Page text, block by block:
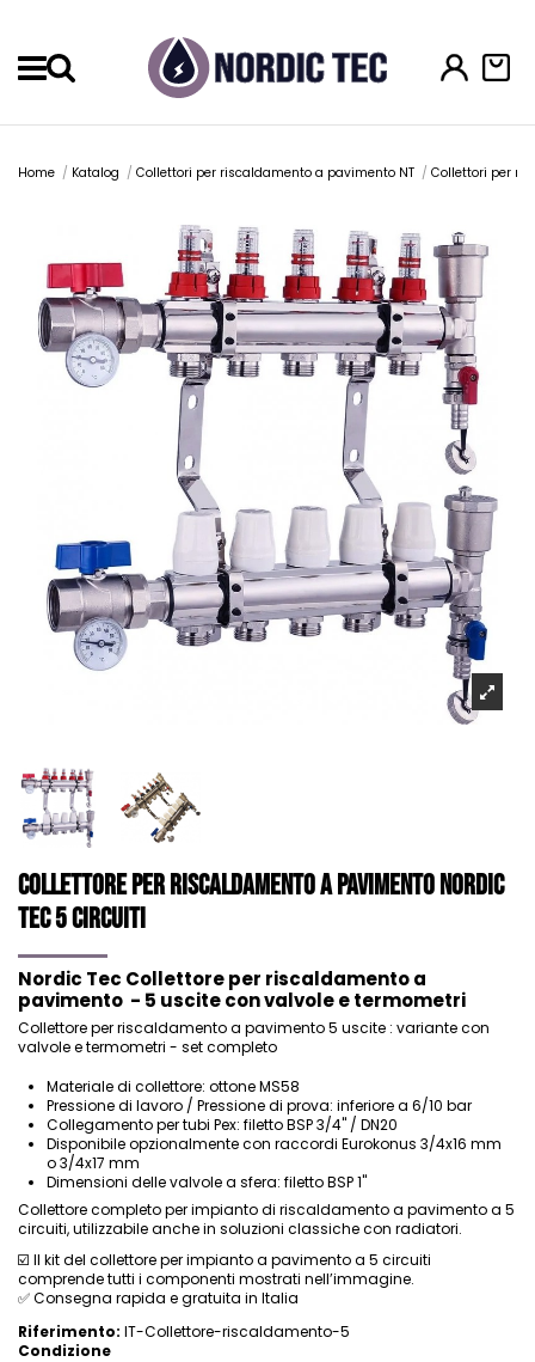
Home Katalog Collettori per riscaldamento a pavimento NT Collettori per
Collettore per riscaldamento a pavimento NORDIC
Tec 5 circuiti
Nordic Tec Collettore per riscaldamento a
pavimento - 5 uscite con valvole e termometri
Collettore per riscaldamento a pavimento 5 uscite : variante con
valvole e termometri - set completo
Materiale di collettore: ottone MS58
Pressione di lavoro / Pressione di prova: inferiore a 6/10 bar
Collegamento per tubi Pex: filetto BSP 3/4" / DN20
Disponibile opzionalmente con raccordi Eurokonus 3/4x16 mm
o 3/4x17 mm
Dimensioni delle valvole a sfera: filetto BSP 1"
Collettore completo per impianto di riscaldamento a pavimento a 5
circuiti, utilizzabile anche in soluzioni classiche con radiatori.
☑️ Il kit del collettore per impianto a pavimento a 5 circuiti
comprende tutti i componenti mostrati nell’immagine.
✅ Consegna rapida e gratuita in Italia
Riferimento: IT-Collettore-riscaldamento-5
Condizione